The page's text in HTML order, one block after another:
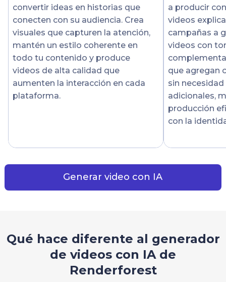
convertir ideas en historias que
conecten con su audiencia. Crea
visuales que capturen la atención,
mantén un estilo coherente en
todo tu contenido y produce
videos de alta calidad que
aumenten la interacción en cada
plataforma.
a producir
videos
campañas a
videos con
que agregan
sin
adicionales,
producción
con la
Generar video con IA
Qué hace diferente al generador
de videos con IA de
Renderforest